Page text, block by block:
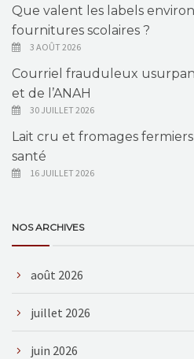
Que valent les labels
fournitures scolaires ?
3 AOÛT 2026
Courriel frauduleux
et de l’ANAH
30 JUILLET 2026
Lait cru et fromages
santé
16 JUILLET 2026
NOS ARCHIVES
août 2026
juillet 2026
juin 2026